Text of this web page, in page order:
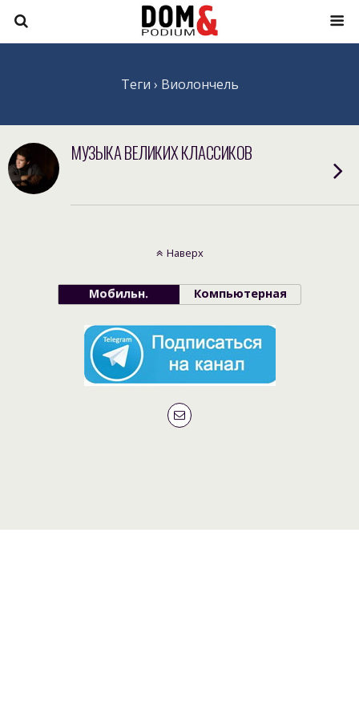
Теги › Виолончель
МУЗЫКА ВЕЛИКИХ КЛАССИКОВ
Наверх
Мобильн. Компьютерная